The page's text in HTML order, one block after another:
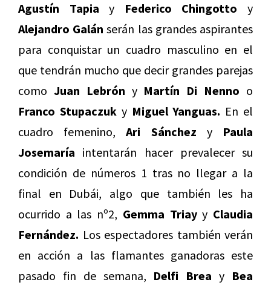
Agustín Tapia y Federico Chingotto y
Alejandro Galán serán las grandes aspirantes
para conquistar un cuadro masculino en el
que tendrán mucho que decir grandes parejas
como Juan Lebrón y Martín Di Nenno o
Franco Stupaczuky Miguel Yanguas. En el
cuadro femenino,Ari Sánchez y Paula
Josemaría intentarán hacer prevalecer su
condición de números 1 tras no llegar a la
final en Dubái, algo que también les ha
ocurrido a las nº2, Gemma Triayy Claudia
Fernández. Los espectadores también verán
en acción a las flamantes ganadoras este
pasado fin de semana, Delfi Brea y Bea